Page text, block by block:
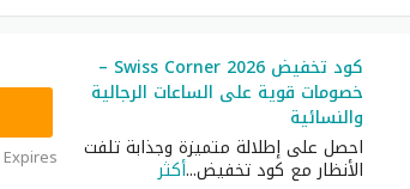
كود تخفيض Swiss Corner 2026 –
خصومات قوية على الساعات الرجالية
والنسائية
احصل على إطلالة متميزة وجذابة تلفت
الأنظار مع كود تخفيض...أكثر